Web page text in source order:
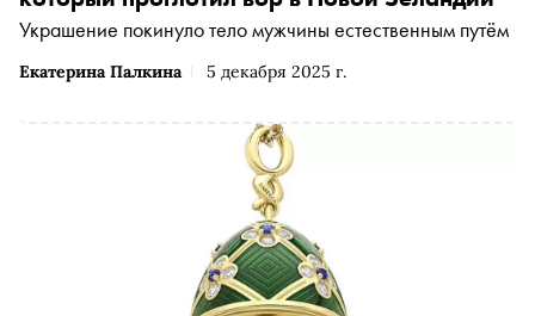
чтобы не повторить судьбу сестёр Оскара Уайльда
(пышные юбки обеих загорелись на балу)
Екатерина Палкина 5 декабря 2025 г.
Украшение покинуло тело мужчины естественным путём